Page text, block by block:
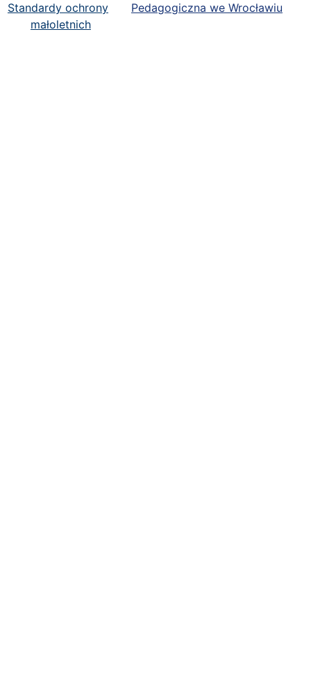
Standardy ochrony
małoletnich
Pedagogiczna we Wrocławiu